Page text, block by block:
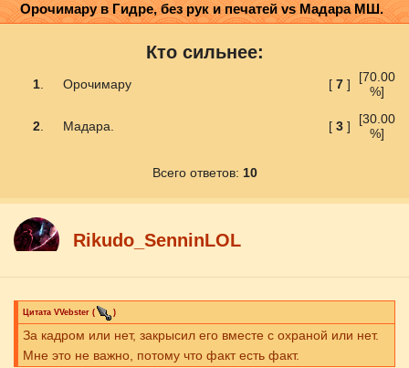
Орочимару в Гидре, без рук и печатей vs Мадара МШ.
Кто сильнее:
1 Орочимару [ 7]
[70.00
%]
2 Мадара. [ 3]
[30.00
%]
Всего ответов: 10
Rikudo_SenninLOL
Цитата VVebster ( )
За кадром или нет, закрысил его вместе с охраной или нет.
Мне это не важно, потому что факт есть факт.